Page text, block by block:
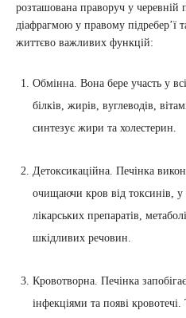
розташована праворуч у
діафрагмою у правому підребер’ї
життєво важливих функцій:
Обмінна. Вона бере участь у
білків, жирів, вуглеводів,
синтезує жири та холестерин.
Детоксикаційна. Печінка
очищаючи кров від токсинів, у
лікарських препаратів,
шкідливих речовин.
Кровотворна. Печінка
інфекціями та появі